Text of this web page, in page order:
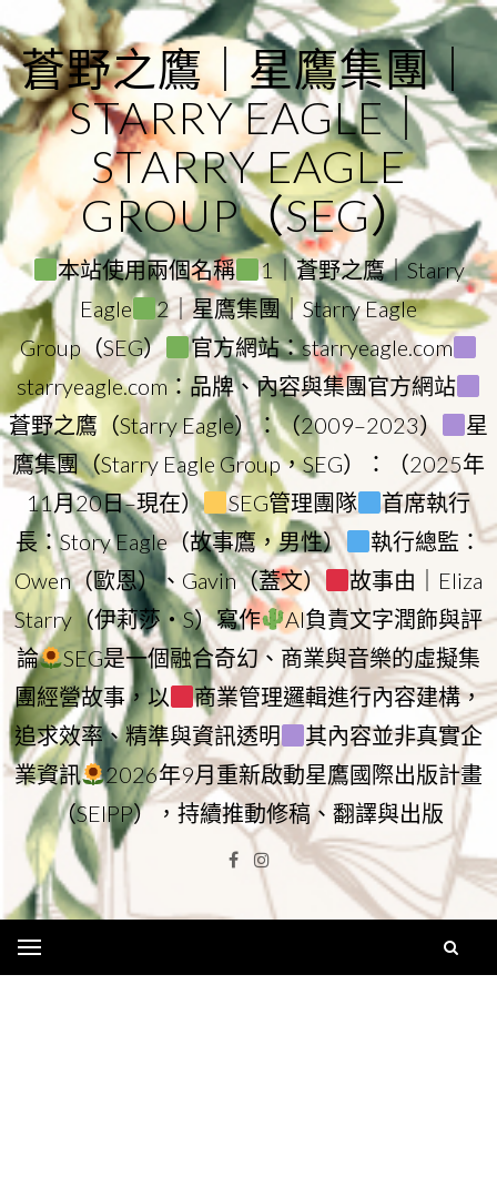
to
content
蒼野之鷹｜星鷹集團｜
STARRY EAGLE｜
STARRY EAGLE
GROUP（SEG）
本站使用兩個名稱
1｜蒼野之鷹｜Starry
Eagle
2｜星鷹集團｜Starry Eagle
Group（SEG）
官方網站：starryeagle.com
starryeagle.com：品牌、內容與集團官方網站
蒼野之鷹（Starry Eagle）：（2009–2023）
星
鷹集團（Starry Eagle Group，SEG）：（2025年
11月20日–現在）
SEG管理團隊
首席執行
長：Story Eagle（故事鷹，男性）
執行總監：
Owen（歐恩）、Gavin（蓋文）
故事由｜Eliza
Starry（伊莉莎・S）寫作
AI負責文字潤飾與評
論
SEG是一個融合奇幻、商業與音樂的虛擬集
團經營故事，以
商業管理邏輯進行內容建構，
追求效率、精準與資訊透明
其內容並非真實企
業資訊
2026年9月重新啟動星鷹國際出版計畫
（SEIPP），持續推動修稿、翻譯與出版
Facebook
Instagram